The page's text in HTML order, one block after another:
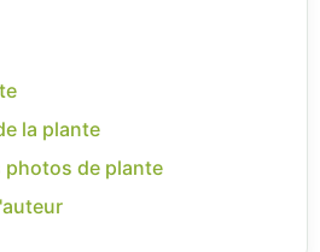
la plante
photos de plante